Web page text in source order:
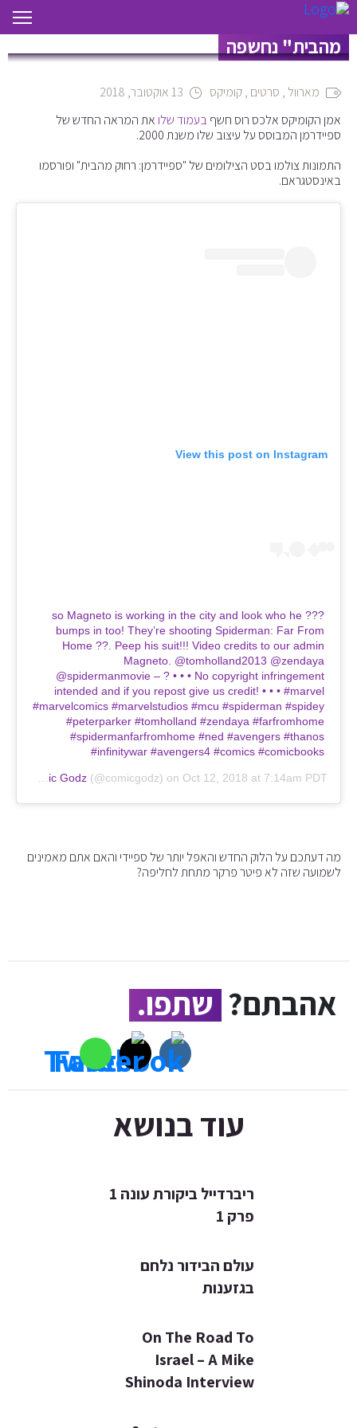
החליפה החדשה של ספיידרמן ב"רחוק
מהבית" נחשפה
מארוול , סרטים ,קומיקס
13 אוקטובר, 2018
אמן הקומיקס אלכס רוס חשף בעמוד שלו את המראה החדש של
ספיידרמן המבוסס על עיצוב שלו משנת 2000.
התמונות צולמו בסט הצילומים של "ספיידרמן: רחוק מהבית" ופורסמו
באינסטגראם.
View this post on Instagram
??? so Magneto is working in the city and look who he
bumps in too! They’re shooting Spiderman: Far From
Home ??. Peep his suit!!! Video credits to our admin
Magneto. @tomholland2013 @zendaya
@spidermanmovie – ? • • • No copyright infringement
intended and if you repost give us credit! • • • #marvel
#marvelcomics #marvelstudios #mcu #spiderman #spidey
#peterparker #tomholland #zendaya #farfromhome
#spidermanfarfromhome #ned #avengers #thanos
#infinitywar #avengers4 #comics #comicbooks
Comic Godz (@comicgodz) on Oct 12, 2018 at 7:14am PDT
מה דעתכם על הלוק החדש והאפל יותר של ספיידי והאם אתם מאמינים
לשמועה שזה לא פיטר פרקר מתחת לחליפה?
אהבתם? שתפו.
עוד בנושא
ריברדייל ביקורת עונה 1
פרק 1
עולם הבידור נלחם
בגזענות
On The Road To
Israel – A Mike
Shinoda Interview